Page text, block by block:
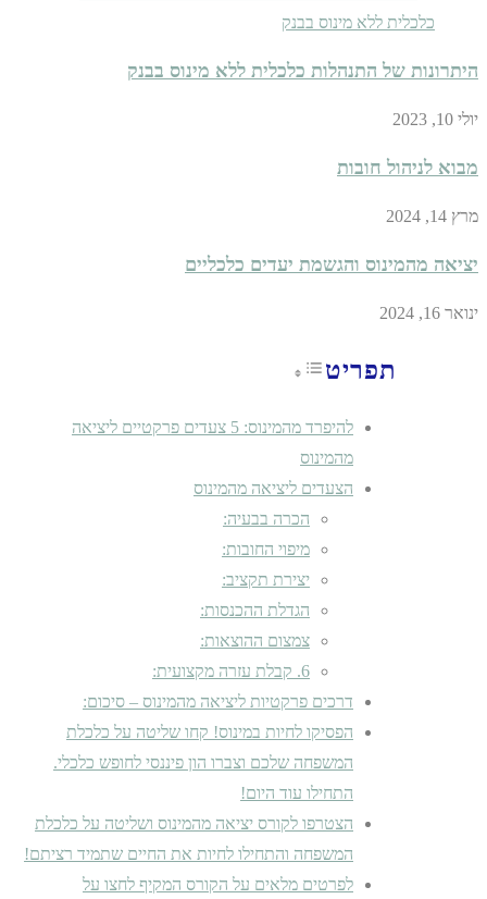
היתרונות של התנהלות כלכלית ללא מינוס בבנק
יולי 10, 2023
מבוא לניהול חובות
מרץ 14, 2024
יציאה מהמינוס והגשמת יעדים כלכליים
ינואר 16, 2024
תפריטToggle Table of Content
להיפרד מהמינוס: 5 צעדים פרקטיים ליציאה
מהמינוס
הצעדים ליציאה מהמינוס
הכרה בבעיה:
מיפוי החובות:
יצירת תקציב:
הגדלת ההכנסות:
צמצום ההוצאות:
6. קבלת עזרה מקצועית:
דרכים פרקטיות ליציאה מהמינוס – סיכום:
הפסיקו לחיות במינוס! קחו שליטה על כלכלת
המשפחה שלכם וצברו הון פיננסי לחופש כלכלי.
התחילו עוד היום!
הצטרפו לקורס יציאה מהמינוס ושליטה על כלכלת
המשפחה והתחילו לחיות את החיים שתמיד רציתם!
לפרטים מלאים על הקורס המקיף לחצו על